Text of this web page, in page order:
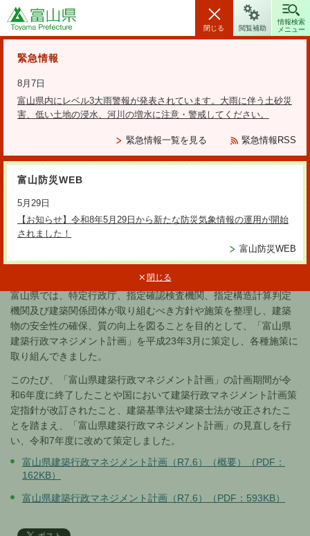
富山県
閉じる 閲覧補助
情報検索
メニュー
緊急情報
8月7日
富山県内にレベル3大雨警報が発表されています。大雨に伴う土砂災
害、低い土地の浸水、河川の増水に注意・警戒してください。
緊急情報一覧を見る 緊急情報RSS
富山防災WEB
5月29日
【お知らせ】令和8年5月29日から新たな防災気象情報の運用が開始
されました！
富山防災WEB
閉じる
テーマから探す
富山県建築行政マネジメント計
富山県では、特定行政庁、指定確認検査機関、指定構造計算判定
機関及び建築関係団体が取り組むべき方針や施策を整理し、建築
物の安全性の確保、質の向上を図ることを目的として、「富山県
建築行政マネジメント計画」を平成23年3月に策定し、各種施策に
取り組んできました。
このたび、「富山県建築行政マネジメント計画」の計画期間が令
和6年度に終了したことや国において建築行政マネジメント計画策
定指針が改訂されたこと、建築基準法や建築士法が改正されたこ
とを踏まえ、「富山県建築行政マネジメント計画」の見直しを行
い、令和7年度に改めて策定しました。
富山県建築行政マネジメント計画（R7.6）（概要）（PDF：
162KB）
富山県建築行政マネジメント計画（R7.6）（PDF：593KB）